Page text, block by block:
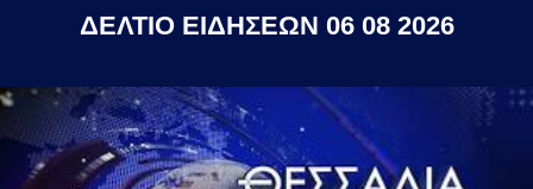
ΔΕΛΤΙΟ ΕΙΔΗΣΕΩΝ 06 08 2026